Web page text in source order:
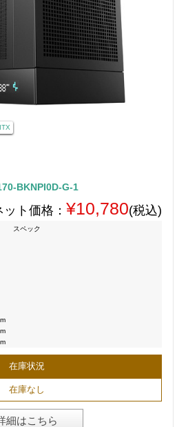
BKNPI0D-G-1
ット価格： ¥10,780(税込)
スペック
在庫状況
在庫なし
細はこちら